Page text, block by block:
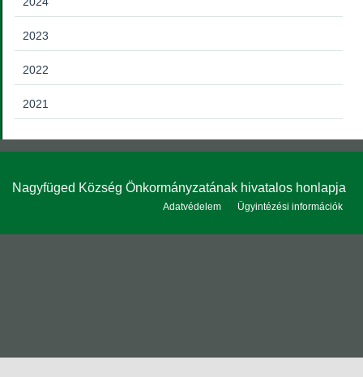
2023
2022
2021
Nagyfüged Község Önkormányzatának hivatalos honlapja
Adatvédelem Ügyintézési információk